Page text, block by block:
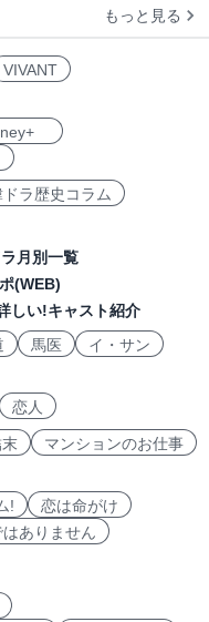
もっと見る
VIVANT
ドラ歴史コラム
月別一覧
(WEB)
しい!キャスト紹介
馬医
イ・サン
恋人
マンションのお仕事
!
恋は命がけ
ありません